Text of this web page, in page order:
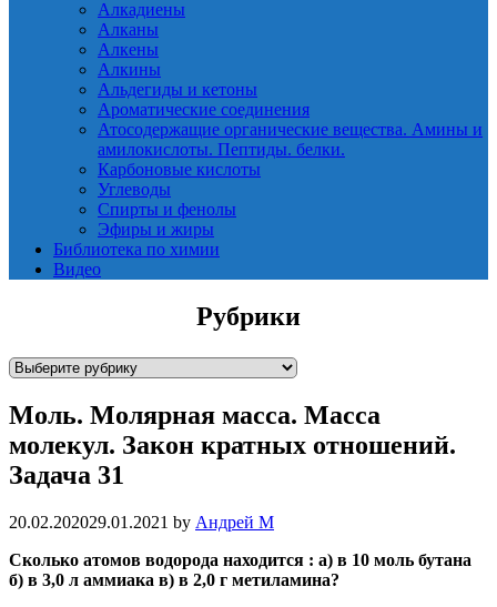
Алкадиены
Алканы
Алкены
Алкины
Альдегиды и кетоны
Ароматические соединения
Атосодержащие органические вещества. Амины и
амилокислоты. Пептиды. белки.
Карбоновые кислоты
Углеводы
Спирты и фенолы
Эфиры и жиры
Библиотека по химии
Видео
Рубрики
Р
б
р
и
к
и
Моль. Молярная масса. Масса
молекул. Закон кратных отношений.
Задача 31
20.02.202029.01.2021 by Андрей М
Сколько атомов водорода находится : а) в 10 моль бутана
б) в 3,0 л аммиака в) в 2,0 г метиламина?